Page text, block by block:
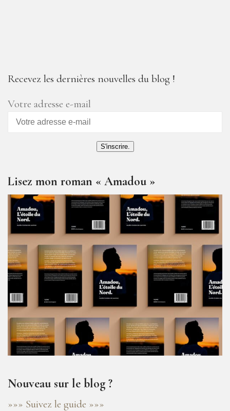
Recevez les dernières nouvelles du blog !
Votre adresse e-mail
S'inscrire.
Lisez mon roman « Amadou »
Nouveau sur le blog ?
»»» Suivez le guide »»»